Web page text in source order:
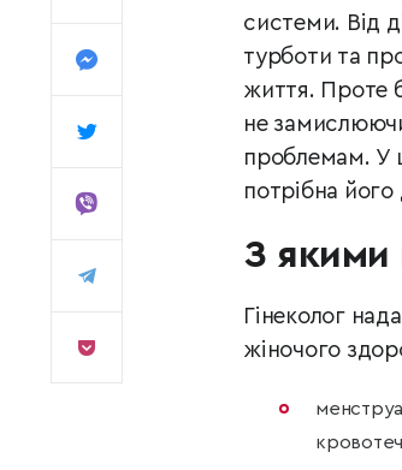
системи. Від
турботи та
життя. Проте
не
проблемам. У
потрібна
З якими
Гінеколог
жіночого